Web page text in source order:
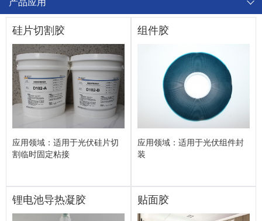
产品应用
硅片切割胶
应用领域：适用于光伏硅片切
割临时固定粘接
组件胶
应用领域：适用于光伏组件封
装
锂电池导热凝胶 贴面胶